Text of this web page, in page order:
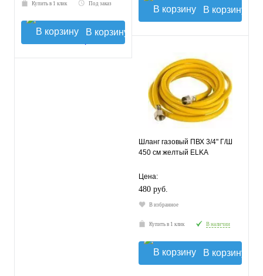
Купить в 1 клик Под заказ
В корзину
В корзину
Шланг газовый ПВХ 3/4" Г/Ш
450 см желтый ELKA
Цена:
480 руб.
В избранное
Купить в 1 клик В наличии
В корзину